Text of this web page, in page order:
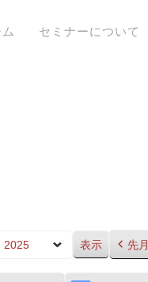
セミナーについて
先月